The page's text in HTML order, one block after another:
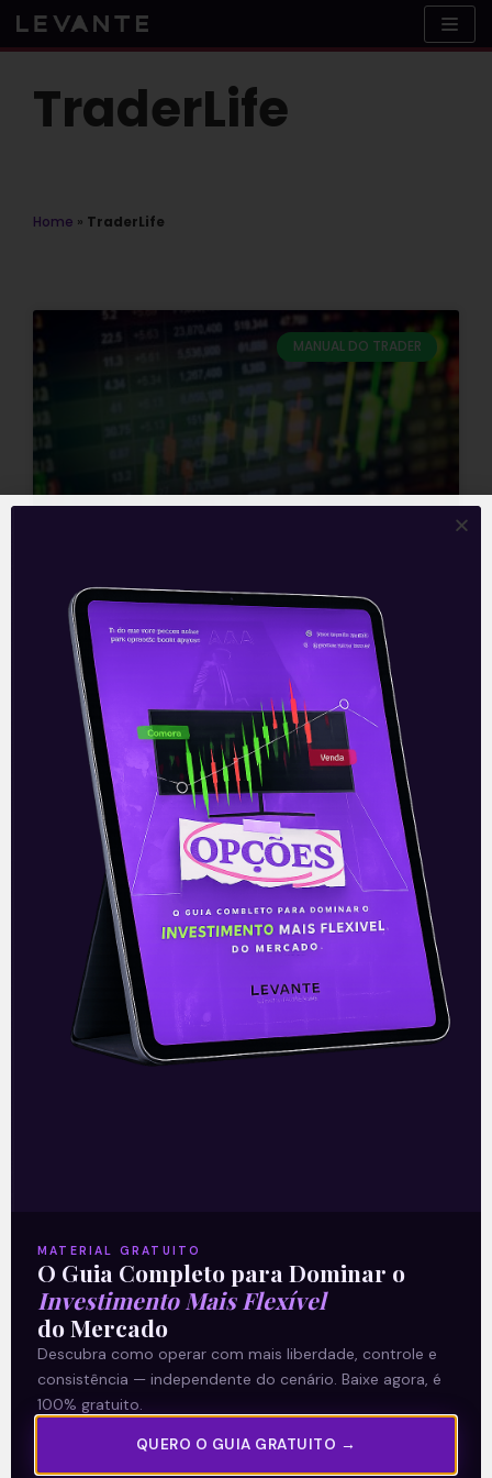
Skip
to
TraderLife
Home » TraderLife
MANUAL DO TRADER
Desvendando os Padrões de
Gráfico na Análise Técnica |
Manual do Trader
Todo Trader de sucesso precisa dominar
um fator da Análise Técnica: os Padrões
de Gráfico.
Com essa técnica, você vai ser capaz de
identificar os padrões de repetição em
gráficos de ações e a movimentação do
mercado como um todo.
Por isso, veja o que te aguarda neste
novo conteúdo do Manual do Trader…
Leia mais
24/11/2023
A Levante
Sobre nós
Termos e Condições
Política de Privacidade
Explore
MATERIAL GRATUITO
O Guia Completo para Dominar o
Investimento Mais Flexível
do Mercado
Descubra como operar com mais liberdade, controle e
consistência — independente do cenário. Baixe agora, é
100% gratuito.
QUERO O GUIA GRATUITO →